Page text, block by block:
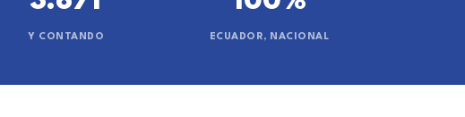
Y CONTANDO ECUADOR, NACIONAL